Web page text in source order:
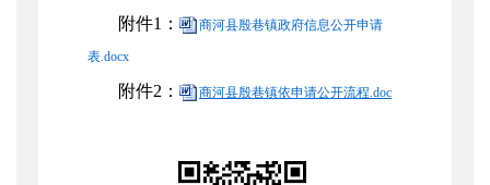
附件1：
商河县殷巷镇政府信息公开申请
表.docx
附件2： 商河县殷巷镇依申请公开流程.doc